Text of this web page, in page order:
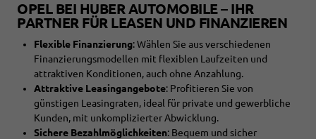
OPEL BEI HUBER AUTOMOBILE – IHR
PARTNER FÜR LEASEN UND FINANZIEREN
Flexible Finanzierung: Wählen Sie aus verschiedenen
Finanzierungsmodellen mit flexiblen Laufzeiten und
attraktiven Konditionen, auch ohne Anzahlung.
Attraktive Leasingangebote: Profitieren Sie von
günstigen Leasingraten, ideal für private und gewerbliche
Kunden, mit unkomplizierter Abwicklung.
Sichere Bezahlmöglichkeiten: Bequem und sicher